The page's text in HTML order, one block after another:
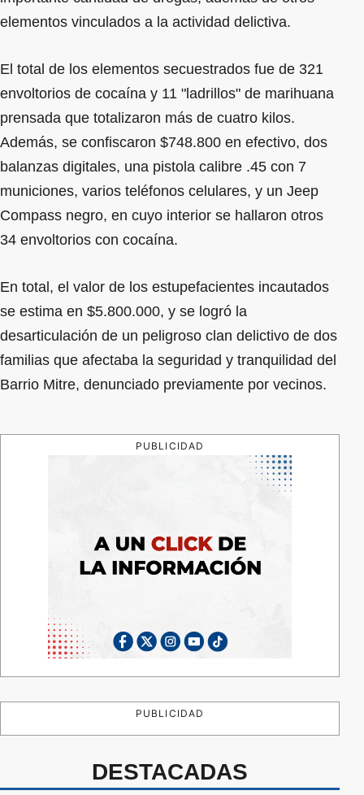
elementos vinculados a la actividad delictiva.
El total de los elementos secuestrados fue de 321
envoltorios de cocaína y 11 "ladrillos" de marihuana
prensada que totalizaron más de cuatro kilos.
Además, se confiscaron $748.800 en efectivo, dos
balanzas digitales, una pistola calibre .45 con 7
municiones, varios teléfonos celulares, y un Jeep
Compass negro, en cuyo interior se hallaron otros
34 envoltorios con cocaína.
En total, el valor de los estupefacientes incautados
se estima en $5.800.000, y se logró la
desarticulación de un peligroso clan delictivo de dos
familias que afectaba la seguridad y tranquilidad del
Barrio Mitre, denunciado previamente por vecinos.
PUBLICIDAD
PUBLICIDAD
DESTACADAS